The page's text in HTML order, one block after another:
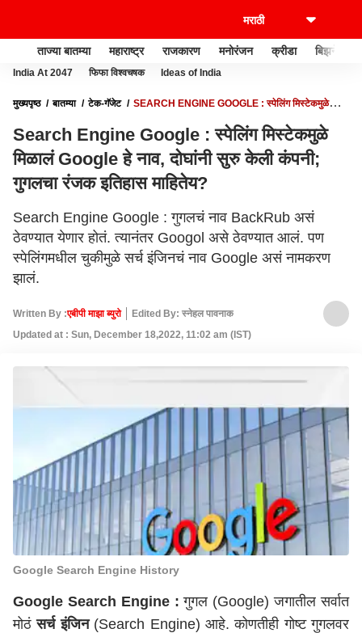
ताज्या बातम्या महाराष्ट्र राजकारण मनोरंजन क्रीडा बिझनेस
India At 2047 फिफा विश्वचषक Ideas of India
मुख्यपृष्ठ बातम्या टेक-गॅजेट
SEARCH ENGINE GOOGLE : स्पेलिंग मिस्टेकमुळे
Search Engine Google : स्पेलिंग मिस्टेकमुळे
मिळालं Google हे नाव, दोघांनी सुरु केली कंपनी;
गुगलचा रंजक इतिहास माहितेय?
Search Engine Google : गुगलचं नाव BackRub असं
ठेवण्यात येणार होतं. त्यानंतर Googol असे ठेवण्यात आलं. पण
स्पेलिंगमधील चुकीमुळे सर्च इंजिनचं नाव Google असं नामकरण
झालं.
Written By :एबीपी माझा ब्युरो
Edited By: स्नेहल पावनाक
Updated at : Sun, December 18,2022, 11:02 am (IST)
Google Search Engine History
Google Search Engine: गुगल (Google) जगातील सर्वात
मोठंसर्च इंजिन(Search Engine) आहे. कोणतीही गोष्ट गुगलवर